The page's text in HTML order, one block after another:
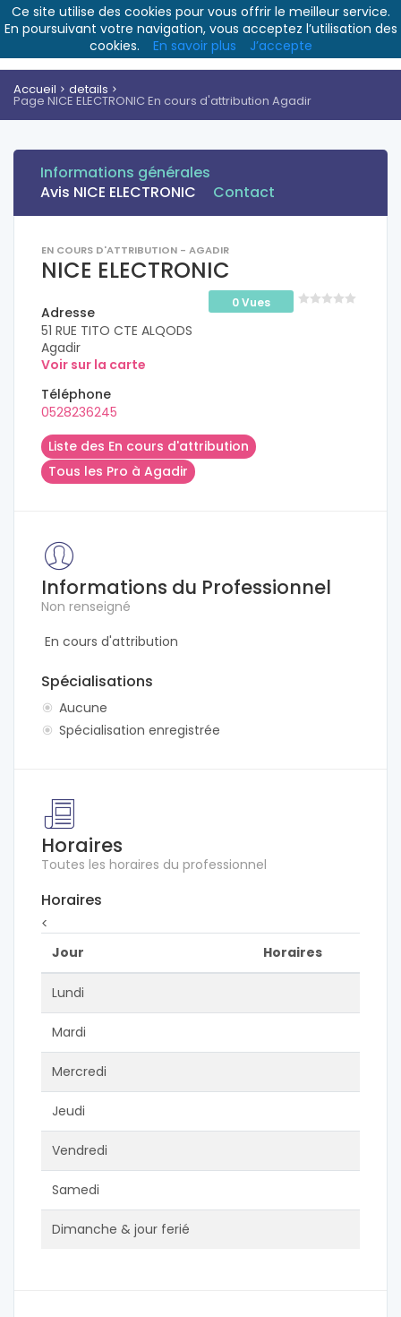
Accueil details
Page NICE ELECTRONIC En cours d'attribution Agadir
Informations générales
Avis NICE ELECTRONIC
Contact
EN COURS D'ATTRIBUTION - AGADIR
NICE ELECTRONIC
0 Vues
Adresse
51 RUE TITO CTE ALQODS
Agadir
Voir sur la carte
Téléphone
0528236245
Liste des En cours d'attribution
Tous les Pro à Agadir
Informations du Professionnel
Non renseigné
En cours d'attribution
Spécialisations
Aucune
Spécialisation enregistrée
Horaires
Toutes les horaires du professionnel
Horaires
<
Jour
Horaires
Lundi
Mardi
Mercredi
Jeudi
Vendredi
Samedi
Dimanche & jour ferié
Ce site utilise des cookies pour vous offrir le meilleur service.
En poursuivant votre navigation, vous acceptez l’utilisation des
cookies.
En savoir plus J’accepte